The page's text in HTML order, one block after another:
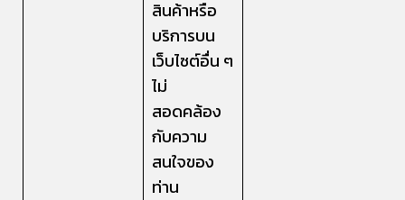
สินค้าหรือ
บริการบน
เว็บไซต์อื่น ๆ
ไม่
สอดคล้อง
กับความ
สนใจของ
ท่าน